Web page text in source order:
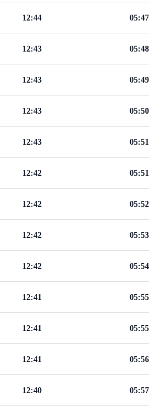
05:47
12:44
05:48
12:43
05:49
12:43
05:50
12:43
05:51
12:43
05:51
12:42
05:52
12:42
05:53
12:42
05:54
12:42
05:55
12:41
05:55
12:41
05:56
12:41
05:57
12:40